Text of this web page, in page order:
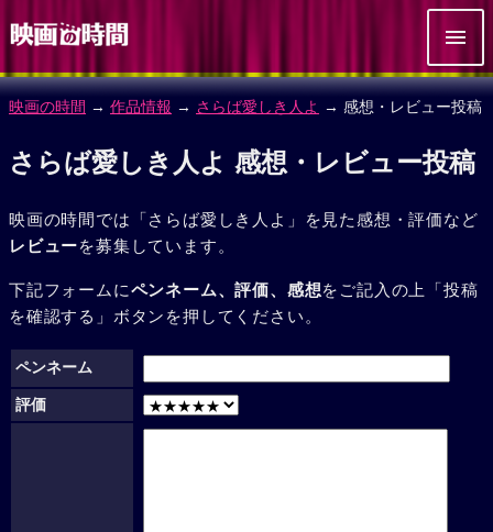
映画の時間 → 作品情報 → さらば愛しき人よ → 感想・レビュー投稿
さらば愛しき人よ 感想・レビュー投稿
映画の時間では「さらば愛しき人よ」を見た感想・評価など
レビューを募集しています。
下記フォームにペンネーム、評価、感想をご記入の上「投稿
を確認する」ボタンを押してください。
ペンネーム
評価